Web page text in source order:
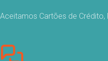
Aceitamos Cartões de